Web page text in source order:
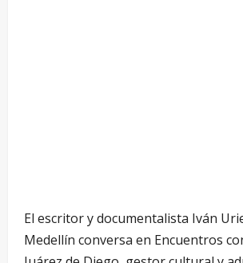
El escritor y documentalista Iván
Medellín conversa en Encuentros